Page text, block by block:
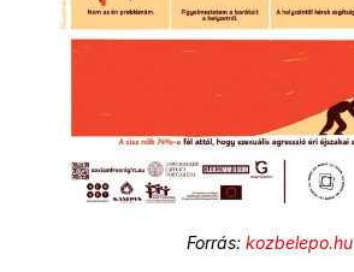
Forrás: kozbelepo.hu